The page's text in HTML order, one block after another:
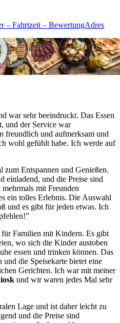
– Fahrtzeit – BewertungAdres
war sehr beeindruckt. Das Essen
und der Service war
freundlich und aufmerksam und
wohl gefühlt habe. Ich werde auf
zum Entspannen und Genießen.
einladend, und die Preise sind
mit Freunden
ein tolles Erlebnis. Die Auswahl
und es gibt für jeden etwas. Ich
für Familien mit Kindern. Es gibt
wo sich die Kinder austoben
essen und trinken können. Das
die Speisekarte bietet eine
Gerichten. Ich war mit meiner
und wir waren jedes Mal sehr
Lage und ist daher leicht zu
und die Preise sind